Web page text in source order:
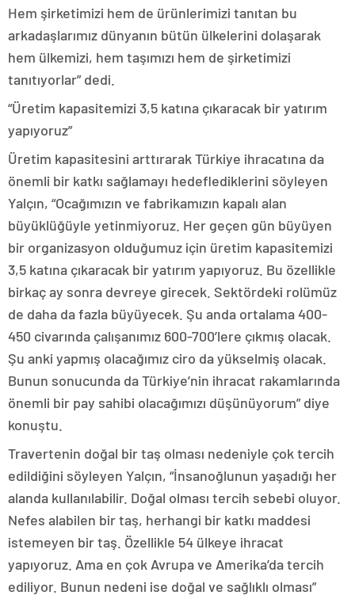
Hem şirketimizi hem de ürünlerimizi tanıtan bu
arkadaşlarımız dünyanın bütün ülkelerini dolaşarak
hem ülkemizi, hem taşımızı hem de şirketimizi
tanıtıyorlar” dedi.
“Üretim kapasitemizi 3,5 katına çıkaracak bir yatırım
yapıyoruz”
Üretim kapasitesini arttırarak Türkiye ihracatına da
önemli bir katkı sağlamayı hedeflediklerini söyleyen
Yalçın, “Ocağımızın ve fabrikamızın kapalı alan
büyüklüğüyle yetinmiyoruz. Her geçen gün büyüyen
bir organizasyon olduğumuz için üretim kapasitemizi
3,5 katına çıkaracak bir yatırım yapıyoruz. Bu özellikle
birkaç ay sonra devreye girecek. Sektördeki rolümüz
de daha da fazla büyüyecek. Şu anda ortalama 400-
450 civarında çalışanımız 600-700’lere çıkmış olacak.
Şu anki yapmış olacağımız ciro da yükselmiş olacak.
Bunun sonucunda da Türkiye’nin ihracat rakamlarında
önemli bir pay sahibi olacağımızı düşünüyorum” diye
konuştu.
Travertenin doğal bir taş olması nedeniyle çok tercih
edildiğini söyleyen Yalçın, “İnsanoğlunun yaşadığı her
alanda kullanılabilir. Doğal olması tercih sebebi oluyor.
Nefes alabilen bir taş, herhangi bir katkı maddesi
istemeyen bir taş. Özellikle 54 ülkeye ihracat
yapıyoruz. Ama en çok Avrupa ve Amerika’da tercih
ediliyor. Bunun nedeni ise doğal ve sağlıklı olması”